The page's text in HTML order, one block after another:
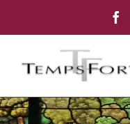
ACCUEIL